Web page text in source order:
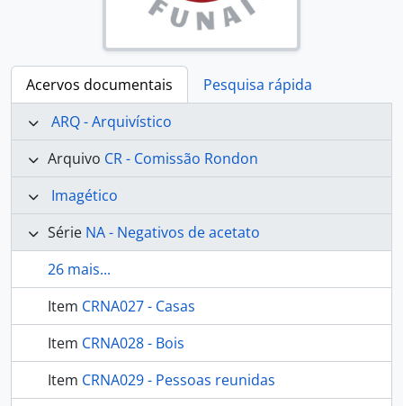
Acervos documentais
Pesquisa rápida
ARQ - Arquivístico
Arquivo CR - Comissão Rondon
Imagético
Série NA - Negativos de acetato
26 mais...
Item CRNA027 - Casas
Item CRNA028 - Bois
Item CRNA029 - Pessoas reunidas